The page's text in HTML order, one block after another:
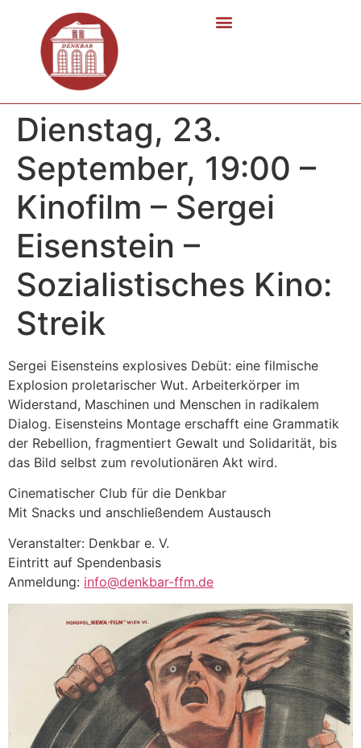
Dienstag, 23.
September, 19:00 –
Kinofilm – Sergei
Eisenstein –
Sozialistisches Kino:
Streik
Sergei Eisensteins explosives Debüt: eine filmische
Explosion proletarischer Wut. Arbeiterkörper im
Widerstand, Maschinen und Menschen in radikalem
Dialog. Eisensteins Montage erschafft eine Grammatik
der Rebellion, fragmentiert Gewalt und Solidarität, bis
das Bild selbst zum revolutionären Akt wird.
Cinematischer Club für die Denkbar
Mit Snacks und anschließendem Austausch
Veranstalter: Denkbar e. V.
Eintritt auf Spendenbasis
Anmeldung: info@denkbar-ffm.de